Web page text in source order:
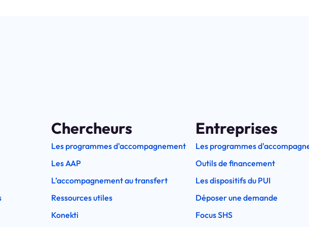
Chercheurs
Les programmes d'accompagnement
Les AAP
L’accompagnement au transfert
Ressources utiles
Konekti
Entreprises
Les programmes
Outils de financement
Les dispositifs du PUI
Déposer une demande
Focus SHS